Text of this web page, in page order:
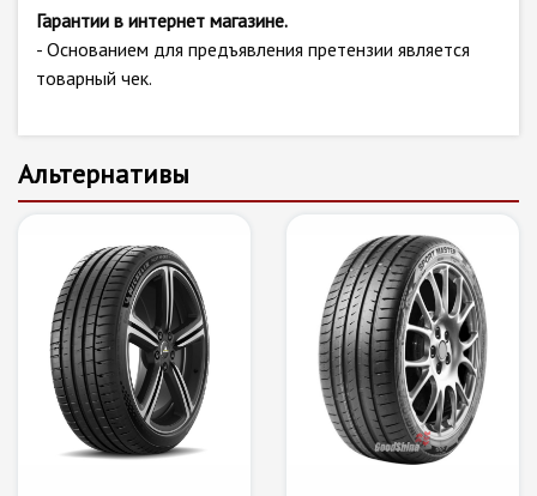
Гарантии в интернет магазине.
- Основанием для предъявления претензии является
товарный чек.
Альтернативы